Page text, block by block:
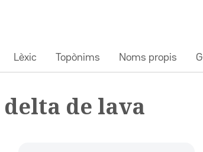
Lèxic Topònims Noms propis
delta de lava